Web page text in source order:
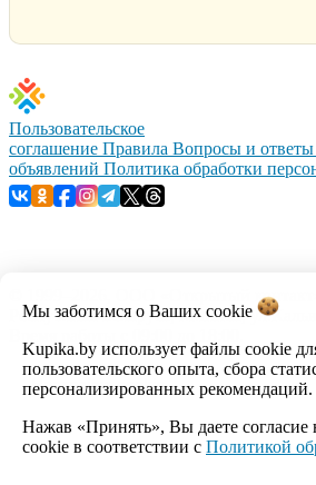
Мы заботимся о Ваших cookie
Kupika.by использует файлы cookie
пользовательского опыта, сбора
персонализированных рекомендаций.
Нажав «Принять», Вы даете согласие
cookie в соответствии с Политикой
Пользовательское
соглашение Правила Вопросы и ответы
объявлений Политика обработки
© 1999–2026, ООО «Открытый
Республика Беларусь, г.Минск,
Настройка cookie